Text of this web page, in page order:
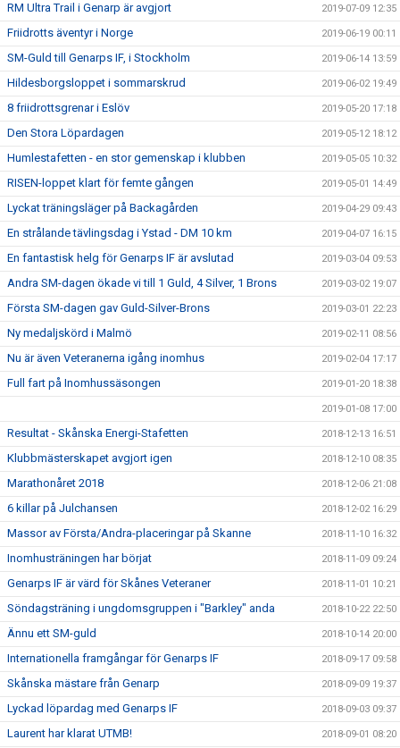
RM Ultra Trail i Genarp är avgjort 2019-07-09 12:35
Friidrotts äventyr i Norge 2019-06-19 00:11
SM-Guld till Genarps IF, i Stockholm 2019-06-14 13:59
Hildesborgsloppet i sommarskrud 2019-06-02 19:49
8 friidrottsgrenar i Eslöv 2019-05-20 17:18
Den Stora Löpardagen 2019-05-12 18:12
Humlestafetten - en stor gemenskap i klubben 2019-05-05 10:32
RISEN-loppet klart för femte gången 2019-05-01 14:49
Lyckat träningsläger på Backagården 2019-04-29 09:43
En strålande tävlingsdag i Ystad - DM 10 km 2019-04-07 16:15
En fantastisk helg för Genarps IF är avslutad 2019-03-04 09:53
Andra SM-dagen ökade vi till 1 Guld, 4 Silver, 1 Brons 2019-03-02 19:07
Första SM-dagen gav Guld-Silver-Brons 2019-03-01 22:23
Ny medaljskörd i Malmö 2019-02-11 08:56
Nu är även Veteranerna igång inomhus 2019-02-04 17:17
Full fart på Inomhussäsongen 2019-01-20 18:38
2019-01-08 17:00
Resultat - Skånska Energi-Stafetten 2018-12-13 16:51
Klubbmästerskapet avgjort igen 2018-12-10 08:35
Marathonåret 2018 2018-12-06 21:08
6 killar på Julchansen 2018-12-02 16:29
Massor av Första/Andra-placeringar på Skanne 2018-11-10 16:32
Inomhusträningen har börjat 2018-11-09 09:24
Genarps IF är värd för Skånes Veteraner 2018-11-01 10:21
Söndagsträning i ungdomsgruppen i "Barkley" anda 2018-10-22 22:50
Ännu ett SM-guld 2018-10-14 20:00
Internationella framgångar för Genarps IF 2018-09-17 09:58
Skånska mästare från Genarp 2018-09-09 19:37
Lyckad löpardag med Genarps IF 2018-09-03 09:37
Laurent har klarat UTMB! 2018-09-01 08:20